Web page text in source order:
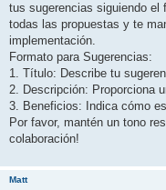
tus sugerencias siguiendo el
todas las propuestas y te
implementación.
Formato para Sugerencias:
1. Título: Describe tu
2. Descripción: Proporciona
3. Beneficios: Indica cómo
Por favor, mantén un tono
colaboración!
Matt